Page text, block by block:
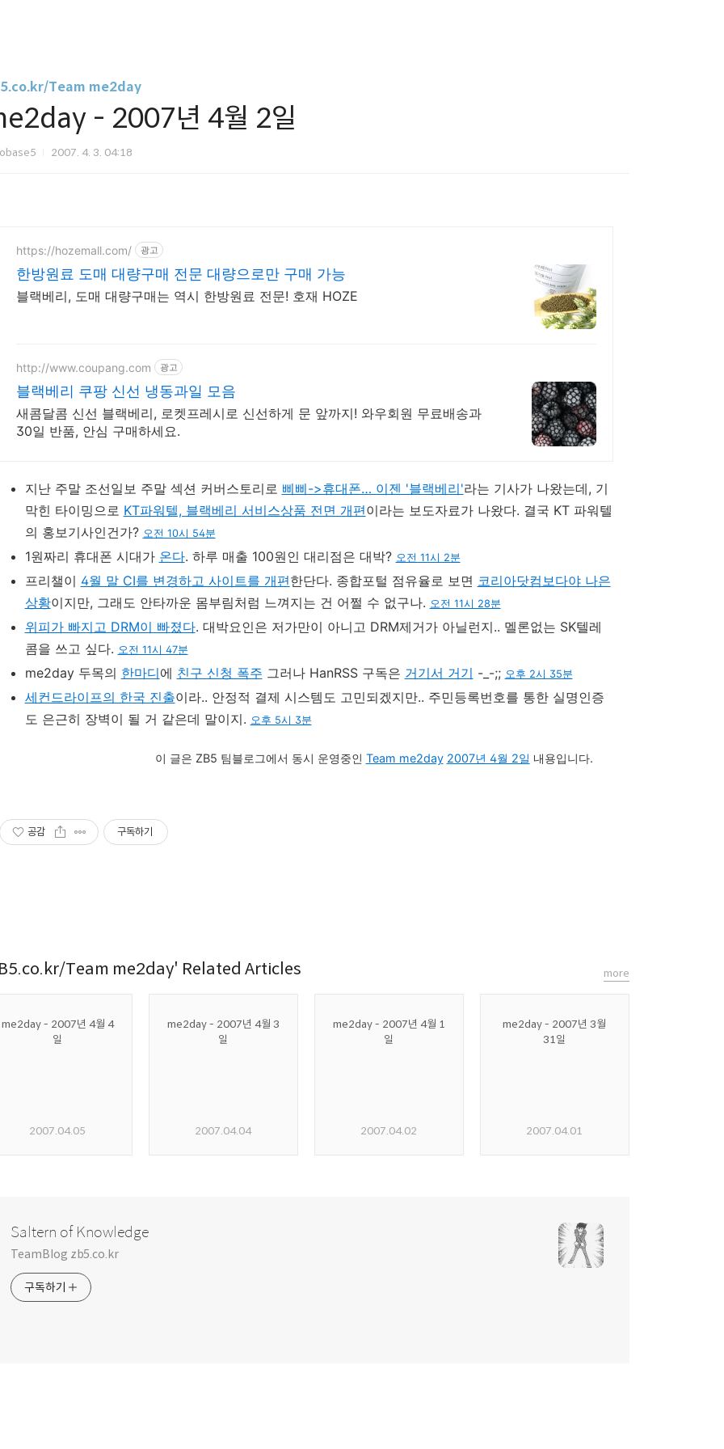
Team me2day
- 2007년 4월 2일
2007. 4. 3. 04:18
https://hozemall.com/ 광고
한방원료 도매 대량구매 전문 대량으로만 구매 가능
블랙베리, 도매 대량구매는 역시 한방원료 전문! 호재 HOZE
http://www.coupang.com 광고
블랙베리 쿠팡 신선 냉동과일 모음
새콤달콤 신선 블랙베리, 로켓프레시로 신선하게 문 앞까지! 와우회원 무료배송과
30일 반품, 안심 구매하세요.
지난 주말 조선일보 주말 섹션 커버스토리로 삐삐->휴대폰… 이젠 '블랙베리'라는 기사가 나왔는데, 기
막힌 타이밍으로 KT파워텔, 블랙베리 서비스상품 전면 개편이라는 보도자료가 나왔다. 결국 KT 파워텔
의 홍보기사인건가? 오전 10시 54분
1원짜리 휴대폰 시대가 온다. 하루 매출 100원인 대리점은 대박? 오전 11시 2분
프리챌이 4월 말 CI를 변경하고 사이트를 개편한단다. 종합포털 점유율로 보면 코리아닷컴보다야 나은
상황이지만, 그래도 안타까운 몸부림처럼 느껴지는 건 어쩔 수 없구나. 오전 11시 28분
위피가 빠지고 DRM이 빠졌다. 대박요인은 저가만이 아니고 DRM제거가 아닐런지.. 멜론없는 SK텔레
콤을 쓰고 싶다. 오전 11시 47분
me2day 두목의 한마디에 친구 신청 폭주 그러나 HanRSS 구독은 거기서 거기 -_-;; 오후 2시 35분
세컨드라이프의 한국 진출이라.. 안정적 결제 시스템도 고민되겠지만.. 주민등록번호를 통한 실명인증
도 은근히 장벽이 될 거 같은데 말이지. 오후 5시 3분
이 글은 ZB5 팀블로그에서 동시 운영중인 Team me2day 2007년 4월 2일 내용입니다.
공감 구독하기
Team me2day' Related Articles
me2day - 2007년 4월 4
일
2007.04.05
me2day - 2007년 4월 3
일
2007.04.04
me2day - 2007년 4월 1
일
2007.04.02
me2day - 2007년 3월
31일
2007.04.01
more
Saltern of Knowledge
TeamBlog zb5.co.kr
구독하기